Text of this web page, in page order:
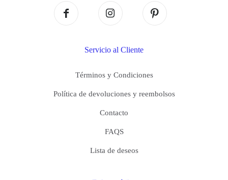
Servicio al Cliente
Términos y Condiciones
Política de devoluciones y reembolsos
Contacto
FAQS
Lista de deseos